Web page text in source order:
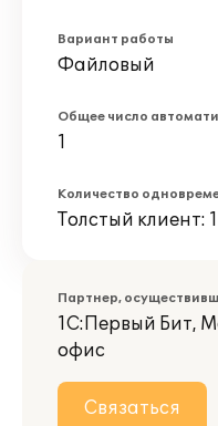
Вариант работы
Файловый
Общее число
1
Количество
Толстый клиент: 1
Партнер,
1С:Первый Бит,
офис
Связаться